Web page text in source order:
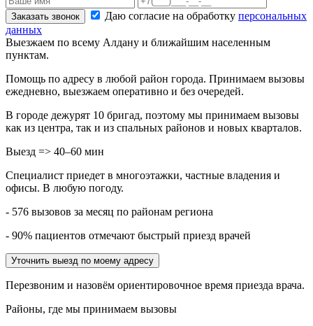
Заказать звонок Даю согласие на обработку персональных
данных
Выезжаем по всему Алдану и ближайшим населенным
пунктам.
Помощь по адресу в любой район города. Принимаем вызовы
ежедневно, выезжаем оперативно и без очередей.
В городе дежурят 10 бригад, поэтому мы принимаем вызовы
как из центра, так и из спальных районов и новых кварталов.
Выезд => 40–60 мин
Специалист приедет в многоэтажки, частные владения и
офисы. В любую погоду.
- 576 вызовов за месяц по районам региона
- 90% пациентов отмечают быстрый приезд врачей
Уточнить выезд по моему адресу
Перезвоним и назовём ориентировочное время приезда врача.
Районы, где мы принимаем вызовы